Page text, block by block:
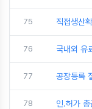
75 직접생산
76 국내외 유
77 공장등록
78 인.허가 총